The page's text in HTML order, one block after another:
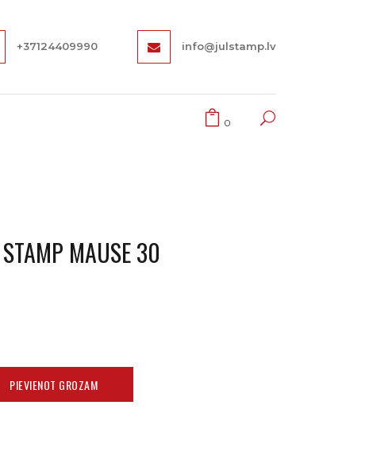
+37124409990 info@julstamp.lv
0
MAUSE 30
PIEVIENOT GROZAM